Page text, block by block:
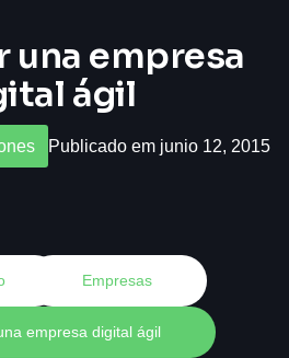
una empresa
ágil
Publicado em junio 12, 2015
Empresas
empresa digital ágil